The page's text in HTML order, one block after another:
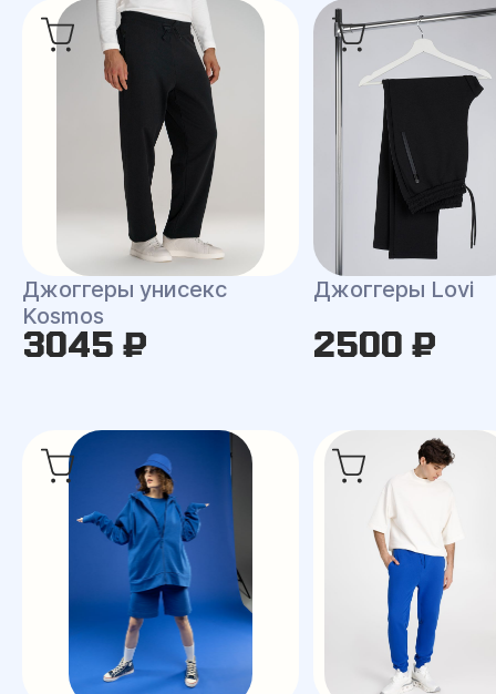
Джоггеры унисекс
Kosmos
3045 ₽
Джоггеры Lovi
2500 ₽